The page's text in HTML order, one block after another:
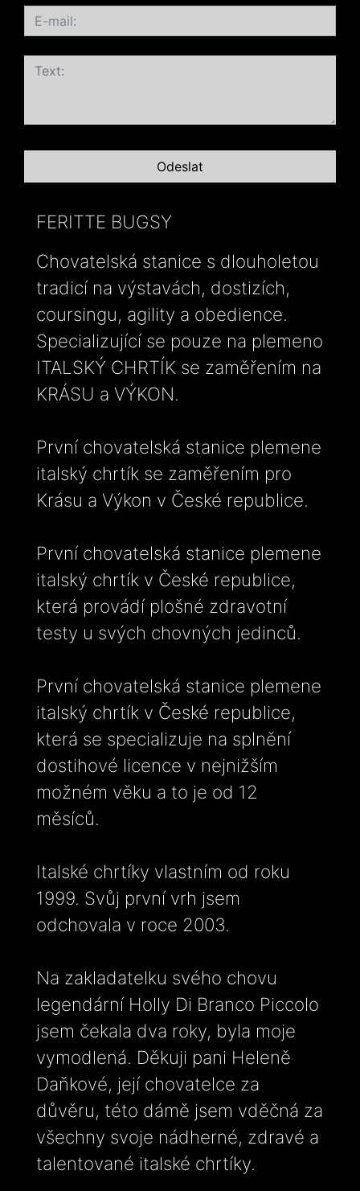
FERITTE BUGSY
Chovatelská stanice s dlouholetou
tradicí na výstavách, dostizích,
coursingu, agility a obedience.
Specializující se pouze na plemeno
ITALSKÝ CHRTÍK se zaměřením na
KRÁSU a VÝKON.
První chovatelská stanice plemene
italský chrtík se zaměřením pro
Krásu a Výkon v České republice.
První chovatelská stanice plemene
italský chrtík v České republice,
která provádí plošné zdravotní
testy u svých chovných jedinců.
První chovatelská stanice plemene
italský chrtík v České republice,
která se specializuje na splnění
dostihové licence v nejnižším
možném věku a to je od 12
měsíců.
Italské chrtíky vlastním od roku
1999. Svůj první vrh jsem
odchovala v roce 2003.
Na zakladatelku svého chovu
legendární Holly Di Branco Piccolo
jsem čekala dva roky, byla moje
vymodlená. Děkuji pani Heleně
Daňkové, její chovatelce za
důvěru, této dámě jsem vděčná za
všechny svoje nádherné, zdravé a
talentované italské chrtíky.